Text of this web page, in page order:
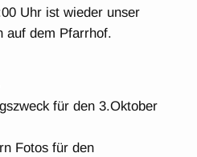
Uhr ist wieder unser
auf dem Pfarrhof.
für den 3.Oktober
Fotos für den